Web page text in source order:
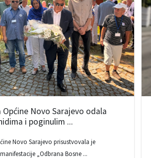
Općine Novo Sarajevo odala
i poginulim ...
Novo Sarajevo prisustvovala je
„Odbrana Bosne ...